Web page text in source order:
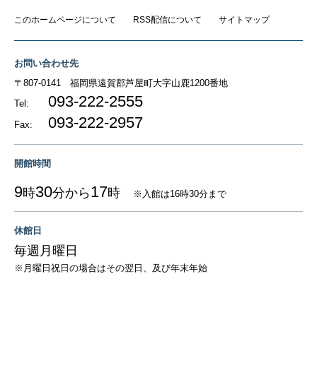
このホームページについて RSS配信について サイトマップ
お問い合わせ先
〒807-0141
福岡県遠賀郡芦屋町大字山鹿1200番地
Tel:
093-222-2555
Fax: 093-222-2957
開館時間
9時30分から17時 ※入館は16時30分まで
休館日
毎週月曜日
※月曜日祝日の場合はその翌日、及び年末年始